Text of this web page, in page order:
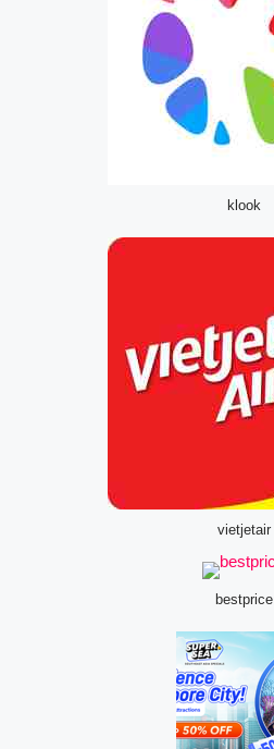
klook
vietjetair
bestprice